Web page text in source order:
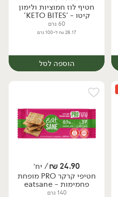
יח׳
חטיף לוז חמוציות ולימון
קיטו - 'KETO BITES'
60 גרם
28.17 ₪ ל-100 גרם
הוספה לסל
יח׳
24.90
₪/ יח׳
חטיפי קרקר PRO מופחת
פחמימות - eatsane
140 גרם